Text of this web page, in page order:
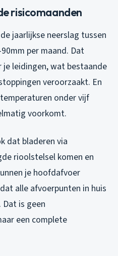
risicomaanden
jaarlijkse neerslag tussen
per maand. Dat
leidingen, wat bestaande
veroorzaakt. En
onder vijf
voorkomt.
dat bladeren via
rioolstelsel komen en
je hoofdafvoer
alle afvoerpunten in huis
is geen
een complete